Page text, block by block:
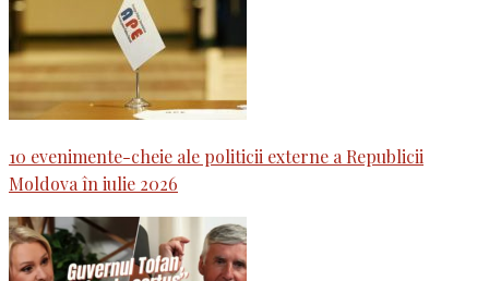
10 evenimente-cheie ale politicii externe a Republicii
Moldova în iulie 2026